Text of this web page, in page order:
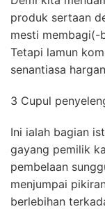
produk sertaan
mesti membagi(-
Tetapi lamun
senantiasa
3 Cupul
Ini ialah bagian
gayang pemilik
pembelaan
menjumpai
berlebihan